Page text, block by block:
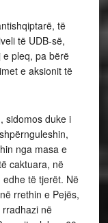
të
të UDB-së,
pleq, pa bërë
e aksionit të
sidomos duke i
nga masa e
caktuara, në
të tjerët. Në
rrethin e Pejës,
në